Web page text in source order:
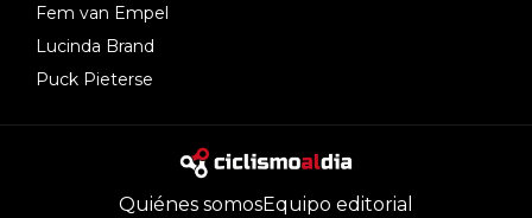
Fem van Empel
Lucinda Brand
Puck Pieterse
Quiénes somosEquipo editorial